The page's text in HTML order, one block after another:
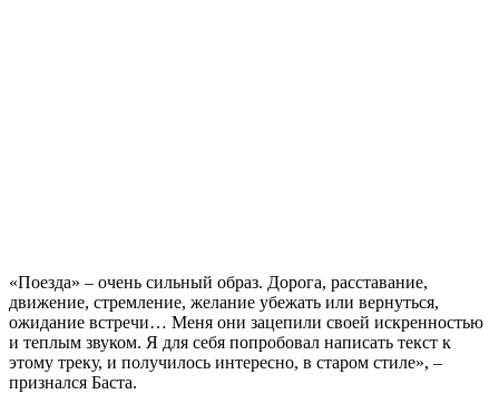
«Поезда» – очень сильный образ. Дорога, расставание,
движение, стремление, желание убежать или вернуться,
ожидание встречи… Меня они зацепили своей искренностью
и теплым звуком. Я для себя попробовал написать текст к
этому треку, и получилось интересно, в старом стиле», –
признался Баста.